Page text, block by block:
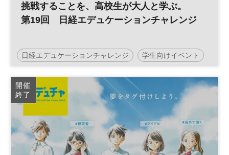
挑戦することを、高校生が大人と学ぶ。
第19回 日経エデュケーションチャレンジ
日経エデュケーションチャレンジ 学生向けイベント
Z世代 経済 仕事 キャリア 社会 高校生
社会学習 夏休み キャリア教育 企業研究
自由研究 セミナー
開催
終了